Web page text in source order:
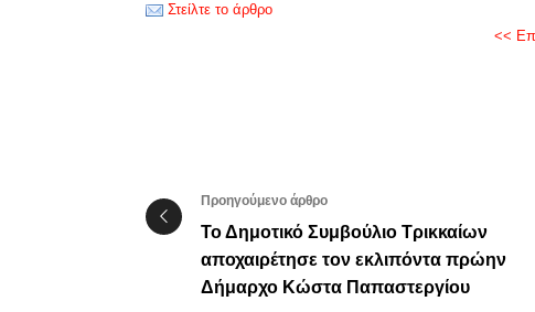
Στείλτε το άρθρο
<<
Προηγούμενο άρθρο
Το Δημοτικό Συμβούλιο Τρικκαίων
αποχαιρέτησε τον εκλιπόντα πρώην
Δήμαρχο Κώστα Παπαστεργίου